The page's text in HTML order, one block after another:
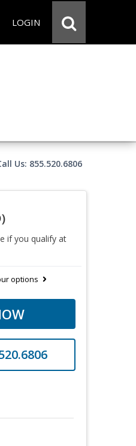
LOGIN
Us: 855.520.6806
if you qualify at
options